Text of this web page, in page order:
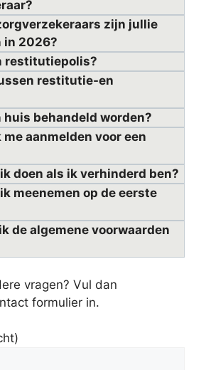
zijn jullie
in 2026?
restitutiepolis?
restitutie-en
huis behandeld worden?
me aanmelden voor een
doen als ik verhinderd ben?
meenemen op de eerste
de algemene voorwaarden
vragen? Vul dan
formulier in.